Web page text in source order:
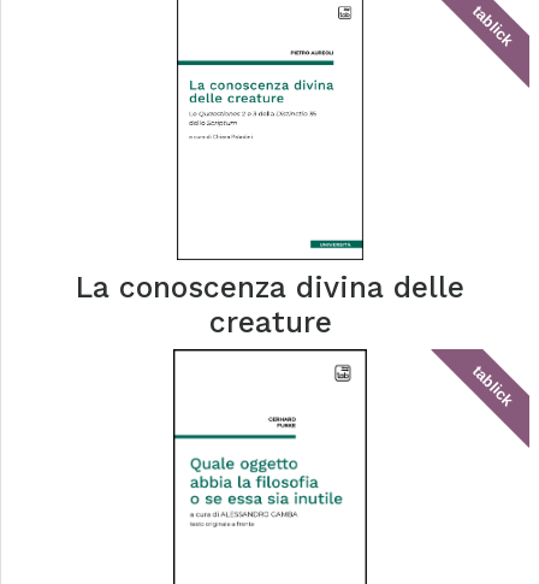
tablick
La conoscenza divina delle
creature
tablick